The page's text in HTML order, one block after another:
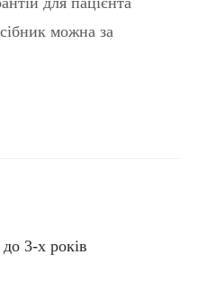
можна за
до 3-х років